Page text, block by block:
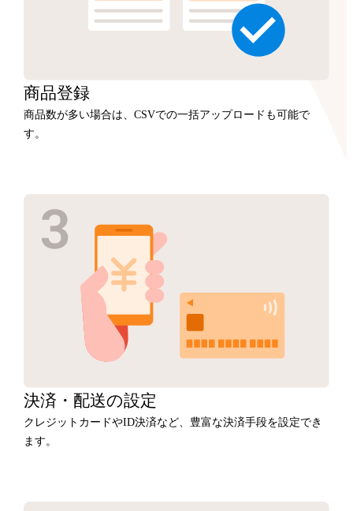
商品登録
商品数が多い場合は、CSVでの一括アップロードも可能で
す。
決済・ 配送の設定
クレジットカードやID決済など、豊富な決済手段を設定でき
ます。